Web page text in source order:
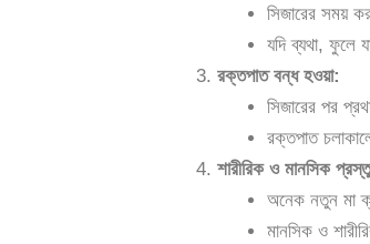
সিজারের সময়
যদি ব্যথা, ফুলে
রক্তপাত বন্ধ হওয়া:
সিজারের পর
রক্তপাত
শারীরিক ও মানসিক
অনেক নতুন মা
মানসিক ও